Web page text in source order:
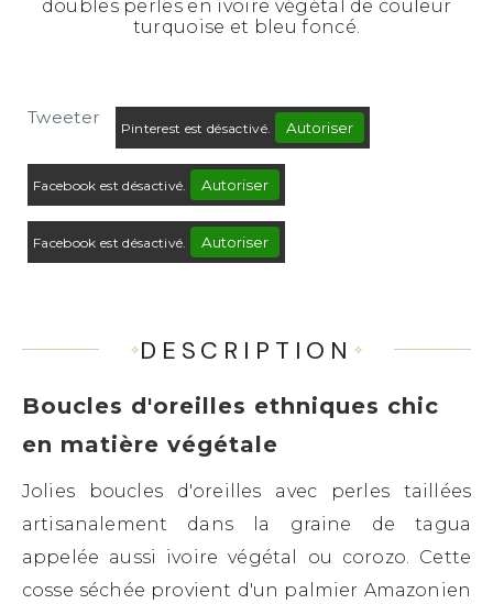
doubles perles en ivoire végétal de couleur
turquoise et bleu foncé.
Tweeter
Pinterest est désactivé. Autoriser
Facebook est désactivé. Autoriser
Facebook est désactivé. Autoriser
DESCRIPTION
Boucles d'oreilles ethniques chic
en matière végétale
Jolies boucles d'oreilles avec perles taillées
artisanalement dans la graine de tagua
appelée aussi ivoire végétal ou corozo. Cette
cosse séchée provient d'un palmier Amazonien